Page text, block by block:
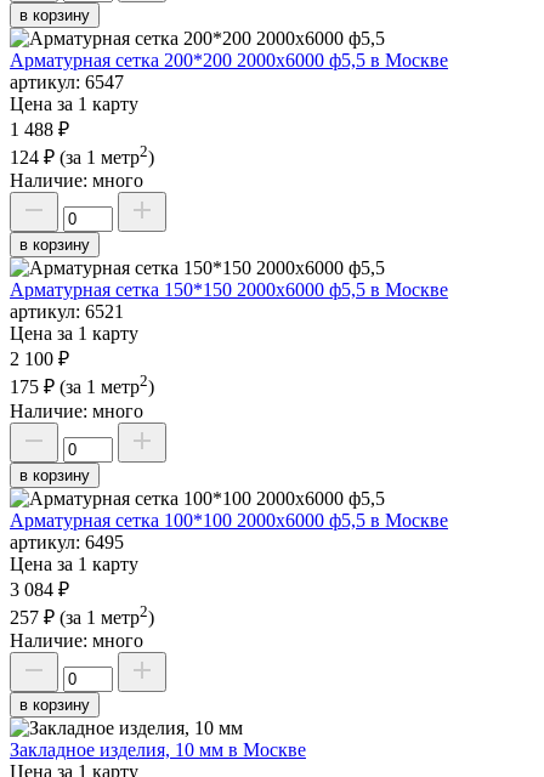
в корзину
Арматурная сетка 200*200 2000х6000 ф5,5 в Москве
артикул: 6547
Цена за 1 карту
1 488 ₽
124 ₽ (за 1 метр2)
Наличие: много
в корзину
Арматурная сетка 150*150 2000х6000 ф5,5 в Москве
артикул: 6521
Цена за 1 карту
2 100 ₽
175 ₽ (за 1 метр2)
Наличие: много
в корзину
Арматурная сетка 100*100 2000х6000 ф5,5 в Москве
артикул: 6495
Цена за 1 карту
3 084 ₽
257 ₽ (за 1 метр2)
Наличие: много
в корзину
Закладное изделия, 10 мм в Москве
Цена за 1 карту